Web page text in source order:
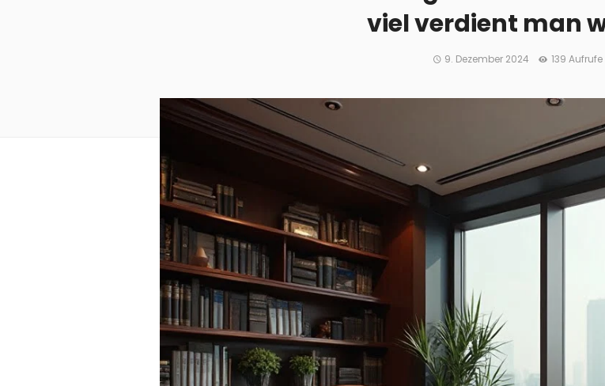
viel verdient man
9. Dezember 2024 139 Aufrufe